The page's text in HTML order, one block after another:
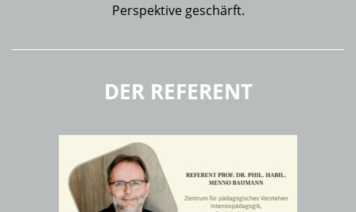
Perspektive geschärft.
DER REFERENT